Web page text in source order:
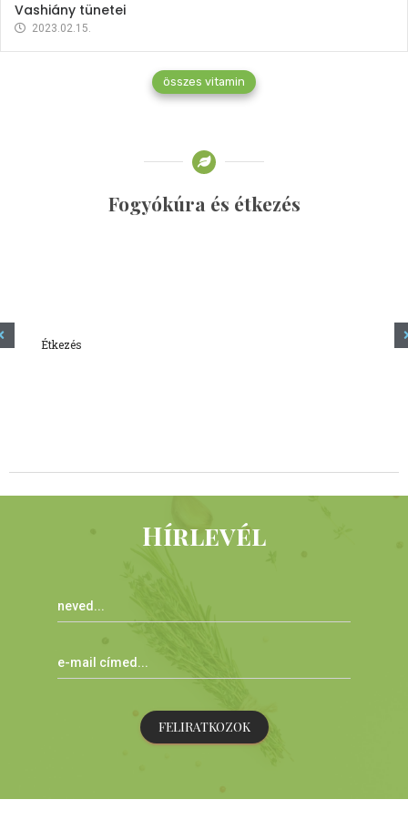
Vashiány tünetei
2023.02.15.
összes vitamin
Fogyókúra és étkezés
Étkezés
Hírlevél
FELIRATKOZOK